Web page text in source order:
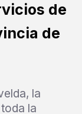
de
de
la
la